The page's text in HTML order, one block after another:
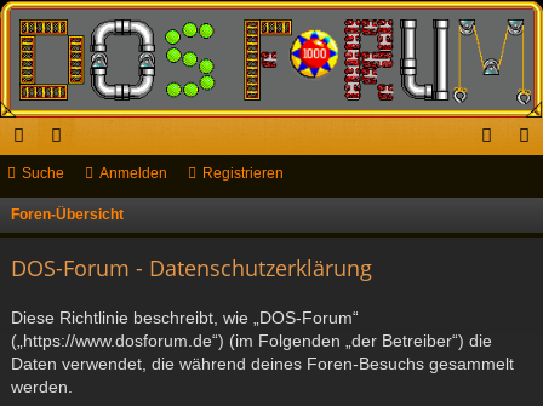
ch
ne
riff
or
en
Suche Anmelden Registrieren
Foren-Übersicht
DOS-Forum - Datenschutzerklärung
Diese Richtlinie beschreibt, wie „DOS-Forum“
(„https://www.dosforum.de“) (im Folgenden „der Betreiber“) die
Daten verwendet, die während deines Foren-Besuchs gesammelt
werden.